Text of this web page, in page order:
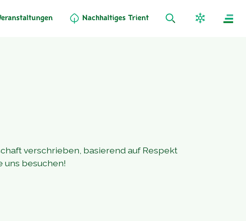
Nachhaltiges Trient
verschrieben, basierend auf Respekt
uns besuchen!